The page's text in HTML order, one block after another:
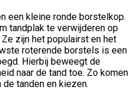
een kleine ronde borstelkop.
tandplak te verwijderen op
zijn het populairst en het
roterende borstels is een
Hierbij beweegt de
naar de tand toe. Zo komen
tanden en kiezen.